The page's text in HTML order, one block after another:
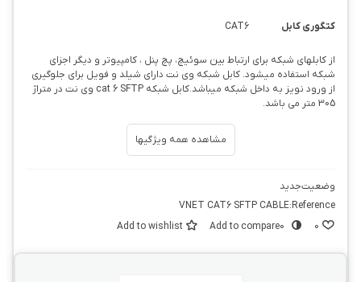
کتگوری کابل CAT6
از کابلهای شبکه برای ارتباط بین سوئیچ، پچ پنل ، کامپیوتر و دیگر اجزای
شبکه استفاده میشود. کابل شبکه وی نت دارای شیلد و فویل برای جلوگیری
از ورود نویز به داخل شبکه میباشد.کابل شبکه cat 6 SFTP وی نت در متراژ
305 متر می باشد.
مشاهده همه ویژگیها
وضعیتجدید
Reference:
VNET CAT6 SFTP CABLE
0
Add to compare0
Add to wishlist